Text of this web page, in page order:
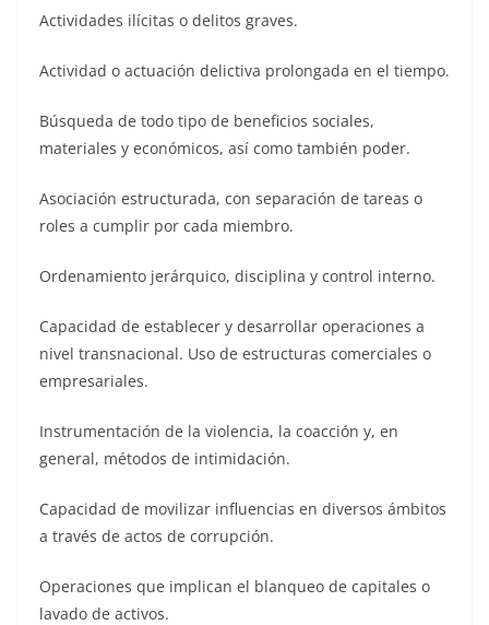
Actividades ilícitas o delitos graves.
Actividad o actuación delictiva prolongada en el tiempo.
Búsqueda de todo tipo de beneficios sociales,
materiales y económicos, así como también poder.
Asociación estructurada, con separación de tareas o
roles a cumplir por cada miembro.
Ordenamiento jerárquico, disciplina y control interno.
Capacidad de establecer y desarrollar operaciones a
nivel transnacional. Uso de estructuras comerciales o
empresariales.
Instrumentación de la violencia, la coacción y, en
general, métodos de intimidación.
Capacidad de movilizar influencias en diversos ámbitos
a través de actos de corrupción.
Operaciones que implican el blanqueo de capitales o
lavado de activos.